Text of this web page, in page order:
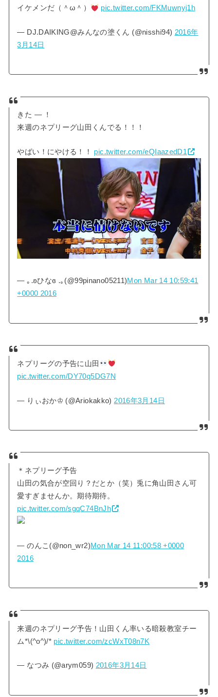
イケメンだ（＾ω＾）
pic.twitter.com/FKMuwnyj1h
— DJ.DAIKING@みんなの塗くん (@nisshi94) 2016年
3月14日
きた ― ！
来週のネプリーグ山田くんでる！！！
やばい！にやける！！ pic.twitter.com/eQIaazedD1
— ｡.ʚひなɞ .｡(@99pinano05211)Mon Mar 14 10:59:41
+0000 2016
ネプリーグの予告に山田
pic.twitter.com/DY70q5DG7N
— りぃおか♔ (@Ariokakko) 2016年3月14日
＊ネプリーグ予告
山田の気合が空回り？だとか（笑）兎に角山田さん可
愛すぎませんか。期待期待。
pic.twitter.com/sgqC74BnJh
— のんこ(@non_wr2)Mon Mar 14 11:00:58 +0000
2016
来週のネプリーグ予告！山田くん率いる暗殺教室チー
ム*\(^o^)/* pic.twitter.com/zcWxT08n7K
— なつみ (@arym059) 2016年3月14日